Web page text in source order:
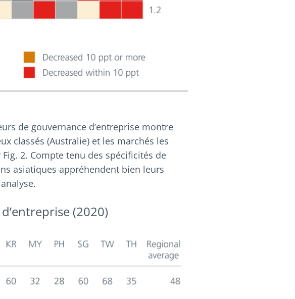
de gouvernance d’entreprise montre
classés (Australie) et les marchés les
2. Compte tenu des spécificités de
asiatiques appréhendent bien leurs
(2020)